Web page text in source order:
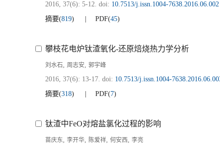
2016, 37(6): 5-12. doi: 10.7513/j.issn.1004-7638.2016.06.002
摘要(819) PDF(45)
攀枝花电炉钛渣氧化-还原焙烧热力学分析
刘水石, 周志安, 郭宇峰
2016, 37(6): 13-17. doi: 10.7513/j.issn.1004-
摘要(318) PDF(7)
钛渣中FeO对熔盐氯化过程的影响
苗庆东, 李开华, 陈爱祥, 何安西, 李亮